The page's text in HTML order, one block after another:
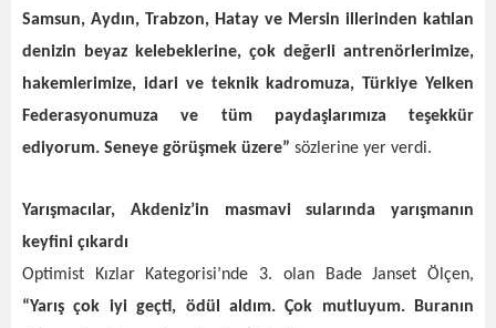
Samsun, Aydın, Trabzon, Hatay ve Mersin illerinden katılan
denizin beyaz kelebeklerine, çok değerli antrenörlerimize,
hakemlerimize, idari ve teknik kadromuza, Türkiye Yelken
Federasyonumuza ve tüm paydaşlarımıza teşekkür
ediyorum. Seneye görüşmek üzere” sözlerine yer verdi.
Yarışmacılar, Akdeniz’in masmavi sularında yarışmanın
keyfini çıkardı
Optimist Kızlar Kategorisi’nde 3. olan Bade Janset Ölçen,
“Yarış çok iyi geçti, ödül aldım. Çok mutluyum. Buranın